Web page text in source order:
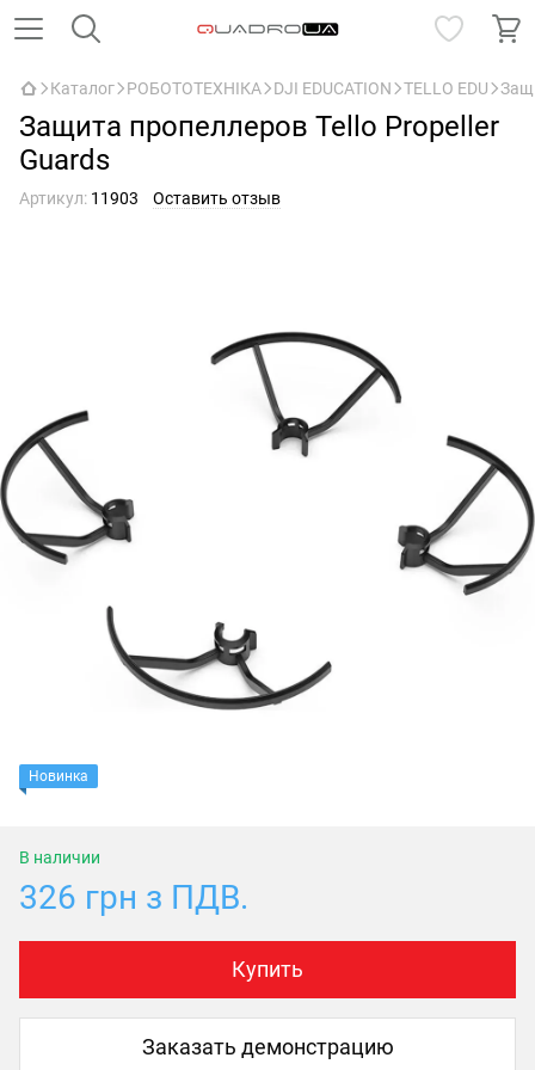
Каталог РОБОТОТЕХНІКА DJI EDUCATION TELLO EDU
Защита пропеллеров Tello Propeller
Guards
Артикул: 11903 Оставить отзыв
Новинка
В наличии
326 грн з ПДВ.
Купить
Заказать демонстрацию